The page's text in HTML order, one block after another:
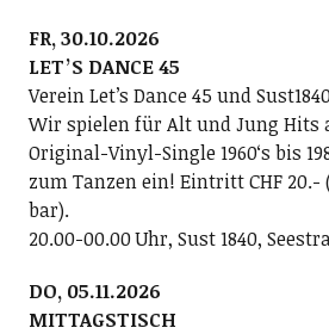
FR, 30.10.2026
LETʼS DANCE 45
Verein Letʼs Dance 45 und
Wir spielen für Alt und Jung Hits
Original-Vinyl-Single 1960ʻs bis
zum Tanzen ein! Eintritt CHF
bar).
20.00-00.00 Uhr, Sust 1840,
DO, 05.11.2026
MITTAGSTISCH